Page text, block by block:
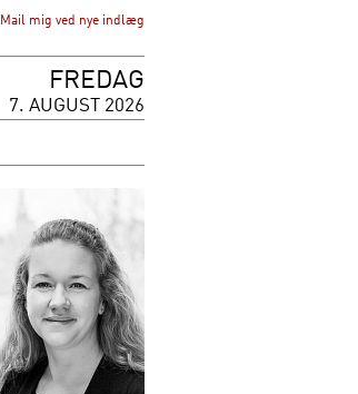
Mail mig ved nye indlæg
FREDAG
7. AUGUST 2026